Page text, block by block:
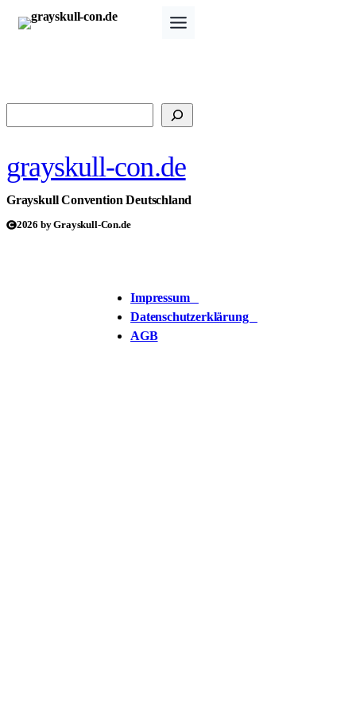
Zum
Inhalt
grayskull-con.de
Grayskull Convention Deutschland
2026 by Grayskull-Con.de
Impressum
Datenschutzerklärung
AGB